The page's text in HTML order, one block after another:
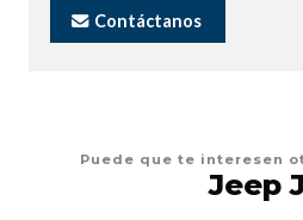
Contáctanos
Puede que te interesen
Jeep